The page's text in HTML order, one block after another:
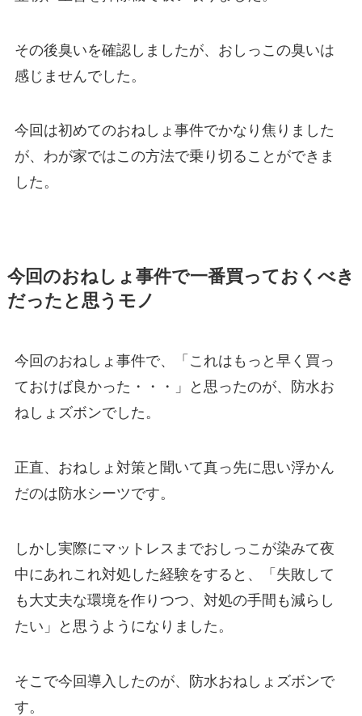
その後臭いを確認しましたが、おしっこの臭いは
感じませんでした。
今回は初めてのおねしょ事件でかなり焦りました
が、わが家ではこの方法で乗り切ることができま
した。
今回のおねしょ事件で一番買っておくべき
だったと思うモノ
今回のおねしょ事件で、「これはもっと早く買っ
ておけば良かった・・・」と思ったのが、防水お
ねしょズボンでした。
正直、おねしょ対策と聞いて真っ先に思い浮かん
だのは防水シーツです。
しかし実際にマットレスまでおしっこが染みて夜
中にあれこれ対処した経験をすると、「失敗して
も大丈夫な環境を作りつつ、対処の手間も減らし
たい」と思うようになりました。
そこで今回導入したのが、防水おねしょズボンで
す。